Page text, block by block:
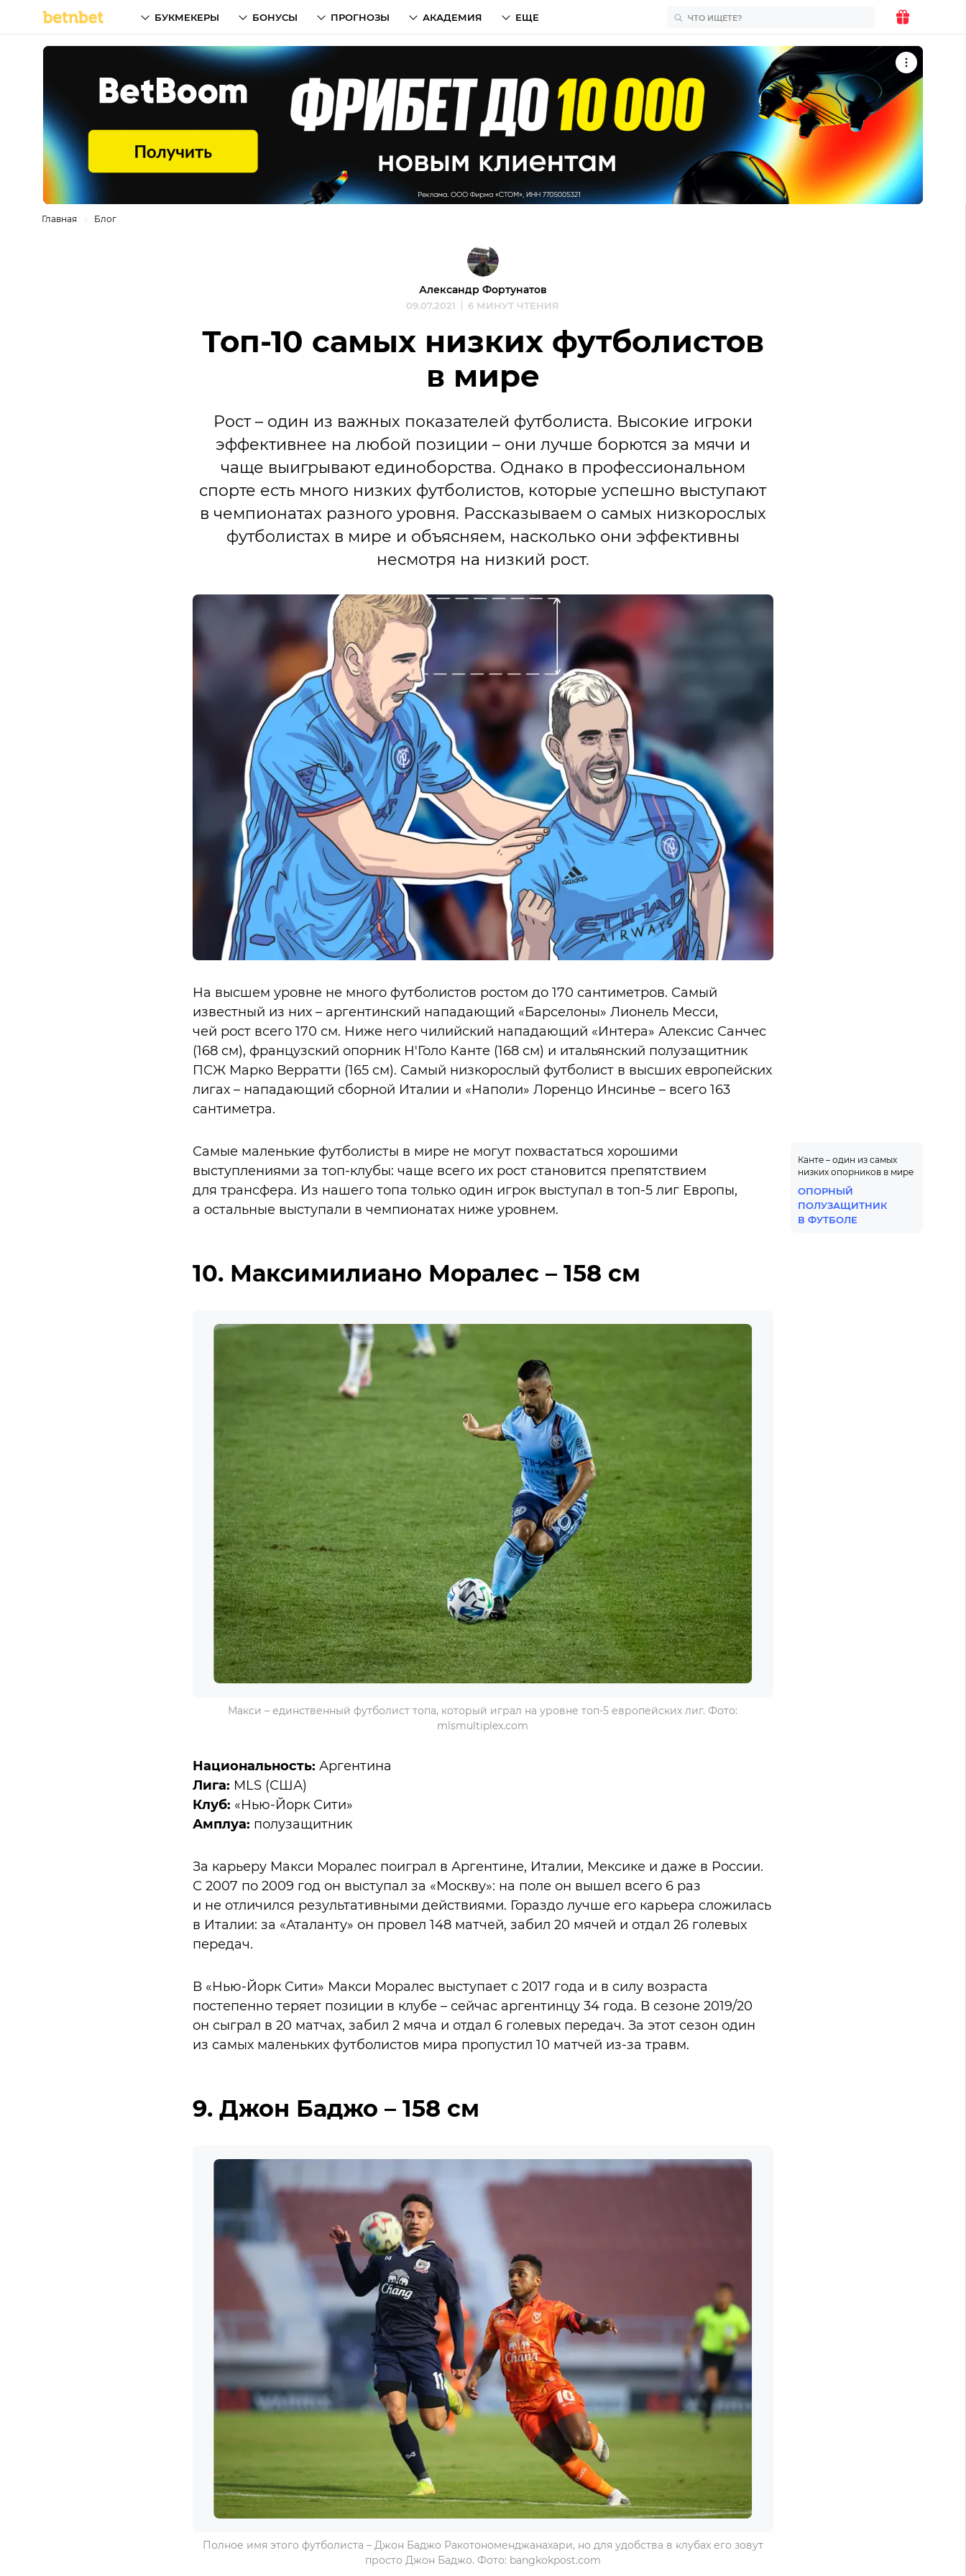
БУКМЕКЕРЫ БОНУСЫ ПРОГНОЗЫ АКАДЕМИЯ ЕЩЕ
Главная Блог
Александр Фортунатов
09.07.2021 6 МИНУТ ЧТЕНИЯ
Топ-10 самых низких футболистов
в мире
Рост – один из важных показателей футболиста. Высокие игроки
эффективнее на любой позиции – они лучше борются за мячи и
чаще выигрывают единоборства. Однако в профессиональном
спорте есть много низких футболистов, которые успешно выступают
в чемпионатах разного уровня. Рассказываем о самых низкорослых
футболистах в мире и объясняем, насколько они эффективны
несмотря на низкий рост.
На высшем уровне не много футболистов ростом до 170 сантиметров. Самый
известный из них – аргентинский нападающий «Барселоны» Лионель Месси,
чей рост всего 170 см. Ниже него чилийский нападающий «Интера» Алексис Санчес
(168 см), французский опорник Н'Голо Канте (168 см) и итальянский полузащитник
ПСЖ Марко Верратти (165 см). Самый низкорослый футболист в высших европейских
лигах – нападающий сборной Италии и «Наполи» Лоренцо Инсинье – всего 163
сантиметра.
Канте – один из самых
низких опорников в мире
ОПОРНЫЙ
ПОЛУЗАЩИТНИК
В ФУТБОЛЕ
Самые маленькие футболисты в мире не могут похвастаться хорошими
выступлениями за топ-клубы: чаще всего их рост становится препятствием
для трансфера. Из нашего топа только один игрок выступал в топ-5 лиг Европы,
а остальные выступали в чемпионатах ниже уровнем.
10. Максимилиано Моралес – 158 см
Макси – единственный футболист топа, который играл на уровне топ-5 европейских лиг. Фото:
mlsmultiplex.com
Национальность: Аргентина
Лига: MLS (США)
Клуб: «Нью-Йорк Сити»
Амплуа: полузащитник
За карьеру Макси Моралес поиграл в Аргентине, Италии, Мексике и даже в России.
С 2007 по 2009 год он выступал за «Москву»: на поле он вышел всего 6 раз
и не отличился результативными действиями. Гораздо лучше его карьера сложилась
в Италии: за «Аталанту» он провел 148 матчей, забил 20 мячей и отдал 26 голевых
передач.
В «Нью-Йорк Сити» Макси Моралес выступает с 2017 года и в силу возраста
постепенно теряет позиции в клубе – сейчас аргентинцу 34 года. В сезоне 2019/20
он сыграл в 20 матчах, забил 2 мяча и отдал 6 голевых передач. За этот сезон один
из самых маленьких футболистов мира пропустил 10 матчей из-за травм.
9. Джон Баджо – 158 см
Полное имя этого футболиста – Джон Баджо Ракотономенджанахари, но для удобства в клубах его зовут
просто Джон Баджо. Фото: bangkokpost.com